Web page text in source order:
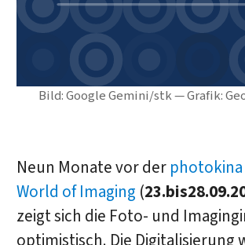
Bild: Google Gemini/stk — Grafik:
Neun Monate vor der photokina
World of Imaging (
zeigt sich die Foto- und
optimistisch. Die Digitalisierung